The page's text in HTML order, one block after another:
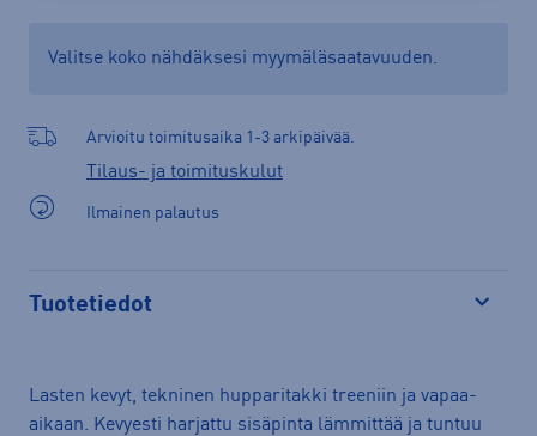
Valitse koko nähdäksesi myymäläsaatavuuden.
Arvioitu toimitusaika 1-3 arkipäivää.
Tilaus- ja toimituskulut
Ilmainen palautus
Tuotetiedot
Lasten kevyt, tekninen hupparitakki treeniin ja vapaa-
aikaan. Kevyesti harjattu sisäpinta lämmittää ja tuntuu